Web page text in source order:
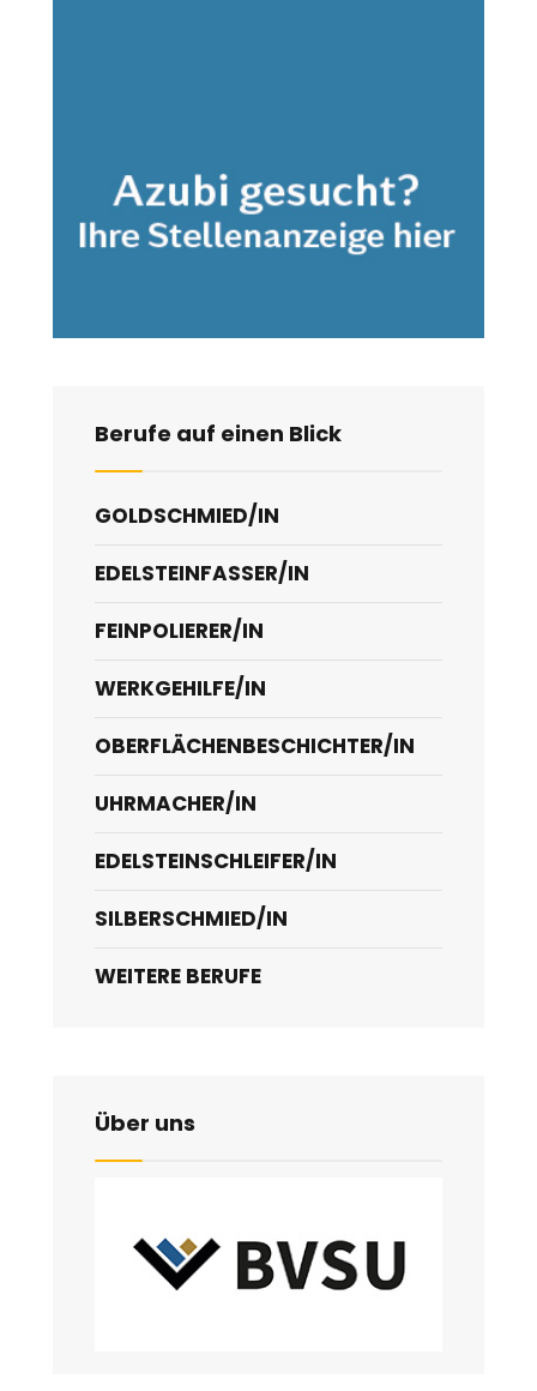
Berufe auf einen Blick
GOLDSCHMIED/IN
EDELSTEINFASSER/IN
FEINPOLIERER/IN
WERKGEHILFE/IN
OBERFLÄCHENBESCHICHTER/IN
UHRMACHER/IN
EDELSTEINSCHLEIFER/IN
SILBERSCHMIED/IN
WEITERE BERUFE
Über uns